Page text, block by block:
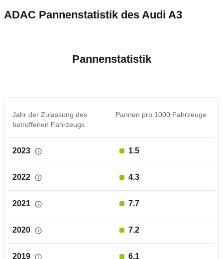
ADAC Pannenstatistik des Audi A3
Pannenstatistik
Jahr der Zulassung des
betroffenen Fahrzeugs
Pannen pro 1000 Fahrzeuge
2023 1.5
2022 4.3
2021 7.7
2020 7.2
2019 6.1